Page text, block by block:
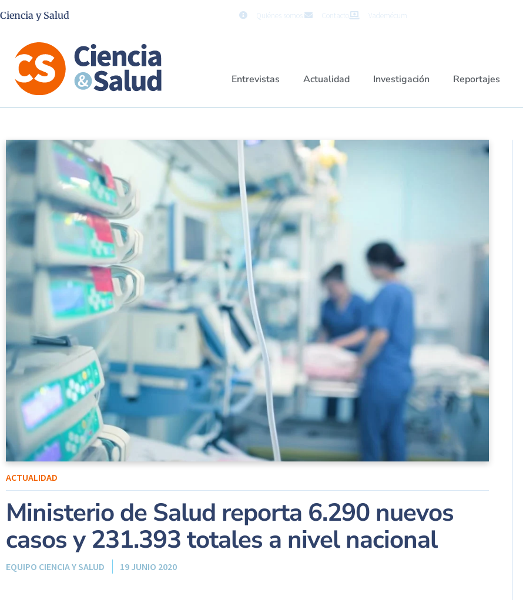
Ciencia y Salud Quiénes somos Contacto Vademécum
Entrevistas Actualidad Investigación Reportajes
ACTUALIDAD
Ministerio de Salud reporta 6.290 nuevos
casos y 231.393 totales a nivel nacional
EQUIPO CIENCIA Y SALUD 19 JUNIO 2020